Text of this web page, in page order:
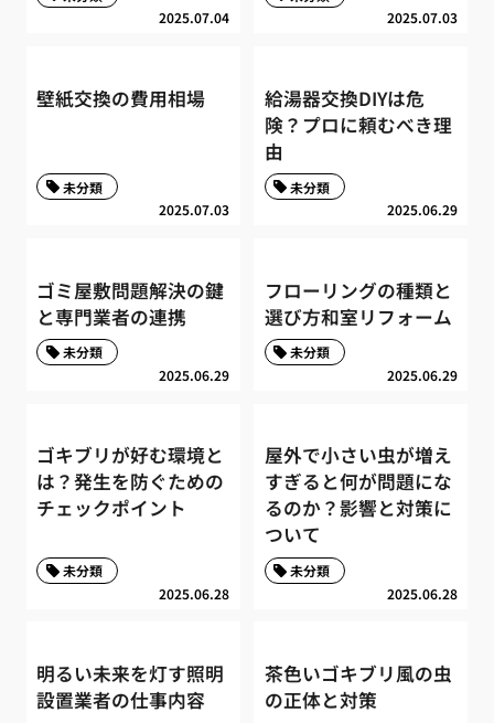
2025.07.04 2025.07.03
壁紙交換の費用相場
2025.07.03
未分類
給湯器交換DIYは危
険？プロに頼むべき理
由
2025.06.29
未分類
ゴミ屋敷問題解決の鍵
と専門業者の連携
2025.06.29
未分類
フローリングの種類と
選び方和室リフォーム
2025.06.29
未分類
ゴキブリが好む環境と
は？発生を防ぐための
チェックポイント
2025.06.28
未分類
屋外で小さい虫が増え
すぎると何が問題にな
るのか？影響と対策に
ついて
2025.06.28
未分類
明るい未来を灯す照明
設置業者の仕事内容
茶色いゴキブリ風の虫
の正体と対策